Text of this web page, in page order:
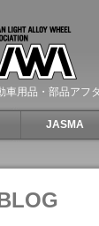
車用品・部品アフ
JASMA